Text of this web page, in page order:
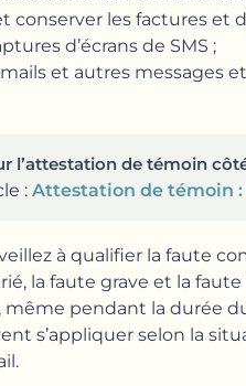
conserver les factures et
d’écrans de SMS ;
et autres messages
l’attestation de témoin
: Attestation de témoin :
à qualifier la faute
la faute grave et la
même pendant la durée
s’appliquer selon la